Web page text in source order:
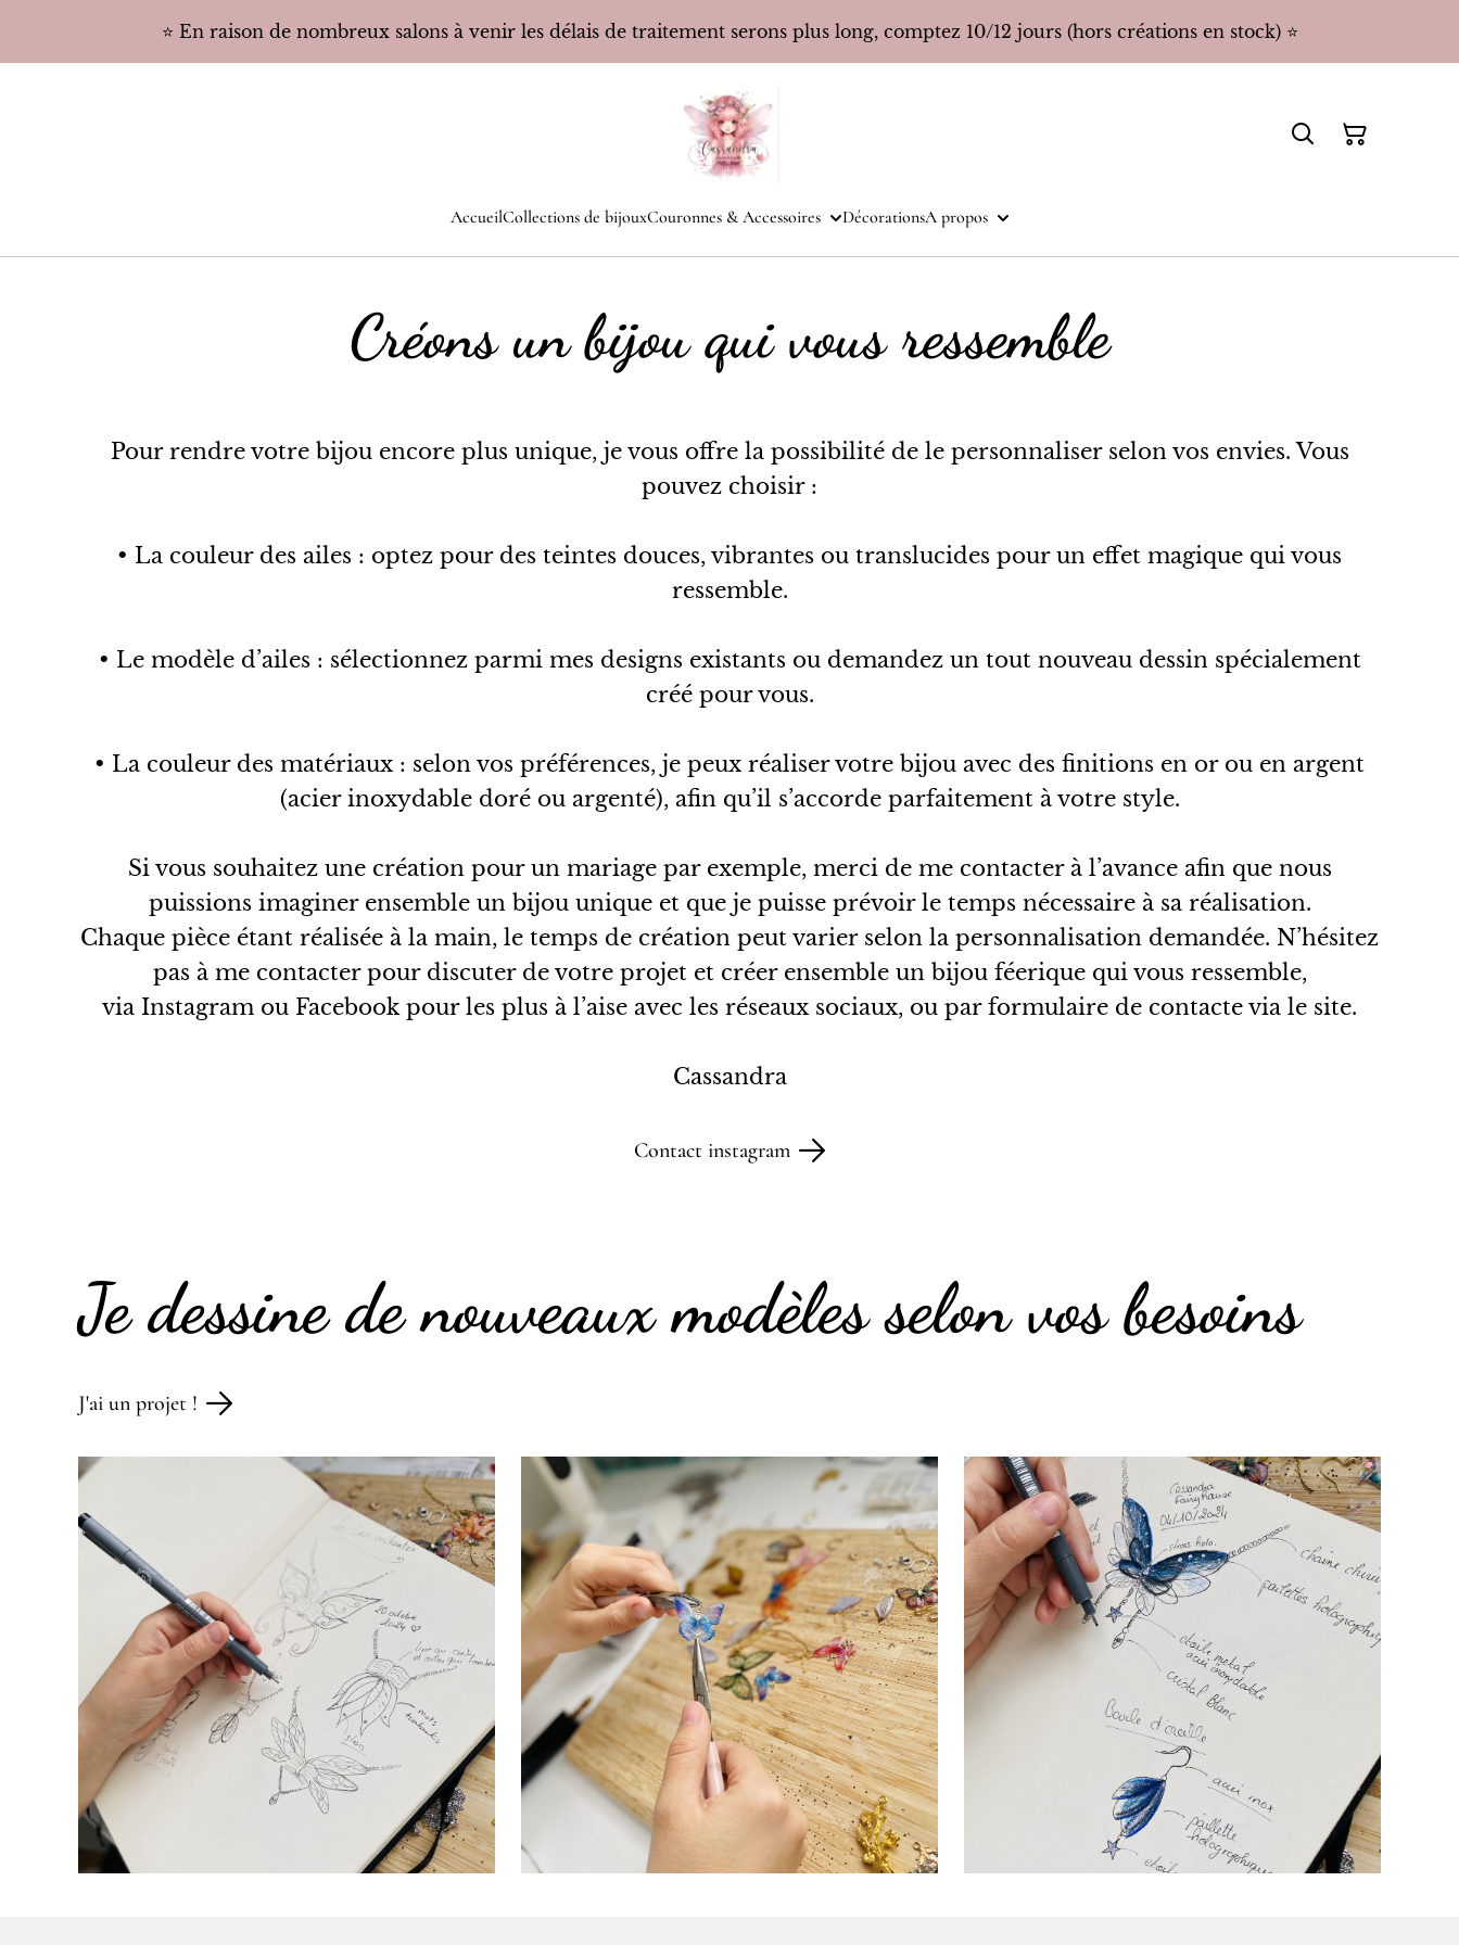
⭐️ En raison de nombreux salons à venir les délais de traitement serons plus long, comptez 10/12 jours (hors créations en stock) ⭐️
AccueilCollections de bijouxCouronnes & Accessoires DécorationsA propos
Créons un bijou qui vous ressemble
Pour rendre votre bijou encore plus unique, je vous offre la possibilité de le personnaliser selon vos envies. Vous
pouvez choisir :
• La couleur des ailes : optez pour des teintes douces, vibrantes ou translucides pour un effet magique qui vous
ressemble.
• Le modèle d’ailes : sélectionnez parmi mes designs existants ou demandez un tout nouveau dessin spécialement
créé pour vous.
• La couleur des matériaux : selon vos préférences, je peux réaliser votre bijou avec des finitions en or ou en argent
(acier inoxydable doré ou argenté), afin qu’il s’accorde parfaitement à votre style.
Si vous souhaitez une création pour un mariage par exemple, merci de me contacter à l’avance afin que nous
puissions imaginer ensemble un bijou unique et que je puisse prévoir le temps nécessaire à sa réalisation.
Chaque pièce étant réalisée à la main, le temps de création peut varier selon la personnalisation demandée. N’hésitez
pas à me contacter pour discuter de votre projet et créer ensemble un bijou féerique qui vous ressemble,
via Instagram ou Facebook pour les plus à l’aise avec les réseaux sociaux, ou par formulaire de contacte via le site.
Cassandra
Contact instagram
Je dessine de nouveaux modèles selon vos besoins
J'ai un projet !